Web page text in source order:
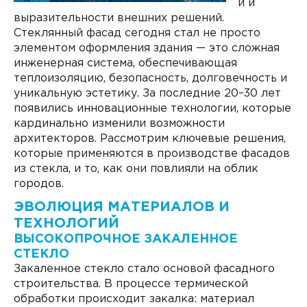
и и
выразительности внешних решений.
Стеклянный фасад сегодня стал не просто
элементом оформления здания — это сложная
инженерная система, обеспечивающая
теплоизоляцию, безопасность, долговечность и
уникальную эстетику. За последние 20–30 лет
появились инновационные технологии, которые
кардинально изменили возможности
архитекторов. Рассмотрим ключевые решения,
которые применяются в производстве фасадов
из стекла, и то, как они повлияли на облик
городов.
ЭВОЛЮЦИЯ МАТЕРИАЛОВ И
ТЕХНОЛОГИЙ
ВЫСОКОПРОЧНОЕ ЗАКАЛЕННОЕ
СТЕКЛО
Закаленное стекло стало основой фасадного
строительства. В процессе термической
обработки происходит закалка: материал